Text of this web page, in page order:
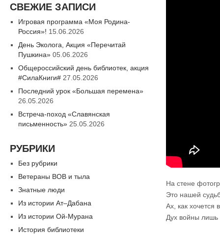
На стене
Это нашей
Ах, как хочется
Дух войны лишь
СВЕЖИЕ ЗАПИСИ
Игровая программа «Моя Родина-
Россия»! 15.06.2026
День Эколога, Акция «Перечитай
Пушкина» 05.06.2026
Общероссийский день библиотек, акция
#СилаКниги# 27.05.2026
Последний урок «Большая перемена»
26.05.2026
Встреча-поход «Славянская
письменность» 25.05.2026
РУБРИКИ
Без рубрики
Ветераны ВОВ и тыла
Знатные люди
Из истории Ат–Дабана
Из истории Ой-Мурана
История библиотеки